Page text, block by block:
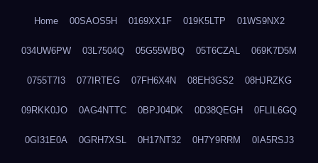
Home 00SAOS5H 0169XX1F 019K5LTP 01WS9NX2
034UW6PW 03L7504Q 05G55WBQ 05T6CZAL 069K7D5M
0755T7I3 077IRTEG 07FH6X4N 08EH3GS2 08HJRZKG
09RKK0JO 0AG4NTTC 0BPJ04DK 0D38QEGH 0FLIL6GQ
0GI31E0A 0GRH7XSL 0H17NT32 0H7Y9RRM 0IA5RSJ3